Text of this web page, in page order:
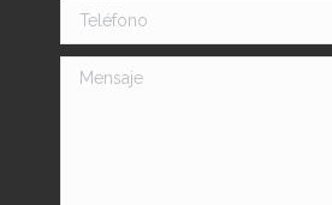
Teléfono
Mensaje